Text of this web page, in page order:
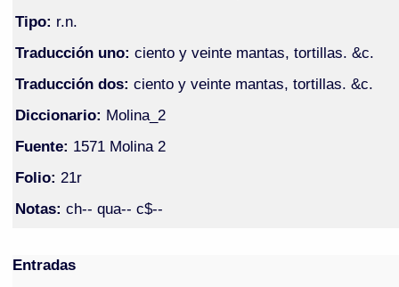
Tipo: r.n.
Traducción uno: ciento y veinte mantas, tortillas. &c.
Traducción dos: ciento y veinte mantas, tortillas. &c.
Diccionario: Molina_2
Fuente: 1571 Molina 2
Folio: 21r
Notas: ch-- qua-- c$--
Entradas